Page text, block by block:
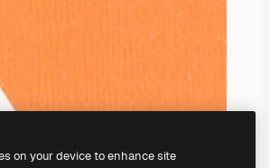
on your device to enhance site